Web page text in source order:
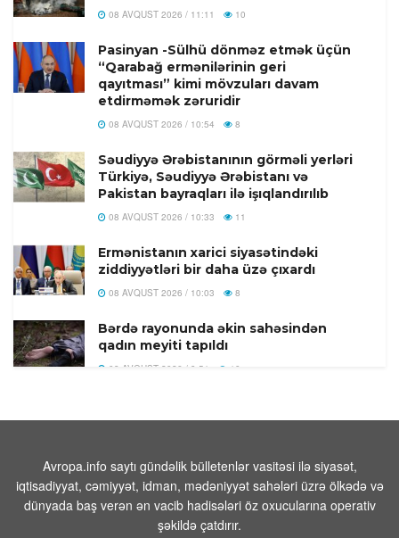
08 AVQUST 2026 / 11:11 10
Pasinyan -Sülhü dönməz etmək üçün
“Qarabağ ermənilərinin geri
qayıtması” kimi mövzuları davam
etdirməmək zəruridir
08 AVQUST 2026 / 10:54 8
Səudiyyə Ərəbistanının görməli yerləri
Türkiyə, Səudiyyə Ərəbistanı və
Pakistan bayraqları ilə işıqlandırılıb
08 AVQUST 2026 / 10:33 11
Ermənistanın xarici siyasətindəki
ziddiyyətləri bir daha üzə çıxardı
08 AVQUST 2026 / 10:03 8
Bərdə rayonunda əkin sahəsindən
qadın meyiti tapıldı
08 AVQUST 2026 / 9:51 10
keçirib
Trampın yeni təyyarəsinın
çatışmazlıqlarını mediaya sızdıran şəxs
tapıldı
Avropa.info saytı gündəlik bülletenlər vasitəsi ilə siyasət,
iqtisadiyyat, cəmiyyət, idman, mədəniyyət sahələri üzrə ölkədə və
dünyada baş verən ən vacib hadisələri öz oxucularına operativ
şəkildə çatdırır.